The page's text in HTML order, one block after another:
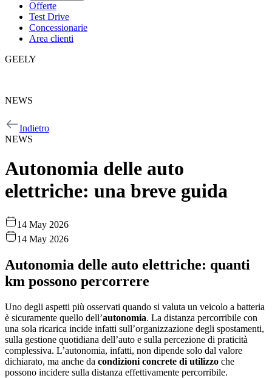
Offerte
Test Drive
Concessionarie
Area clienti
GEELY
NEWS
Indietro
NEWS
Autonomia delle auto
elettriche: una breve guida
14 May 2026
14 May 2026
Autonomia delle auto elettriche: quanti
km possono percorrere
Uno degli aspetti più osservati quando si valuta un veicolo a batteria
è sicuramente quello dell’autonomia. La distanza percorribile con
una sola ricarica incide infatti sull’organizzazione degli spostamenti,
sulla gestione quotidiana dell’auto e sulla percezione di praticità
complessiva. L’autonomia, infatti, non dipende solo dal valore
dichiarato, ma anche da condizioni concrete di utilizzo che
possono incidere sulla distanza effettivamente percorribile.